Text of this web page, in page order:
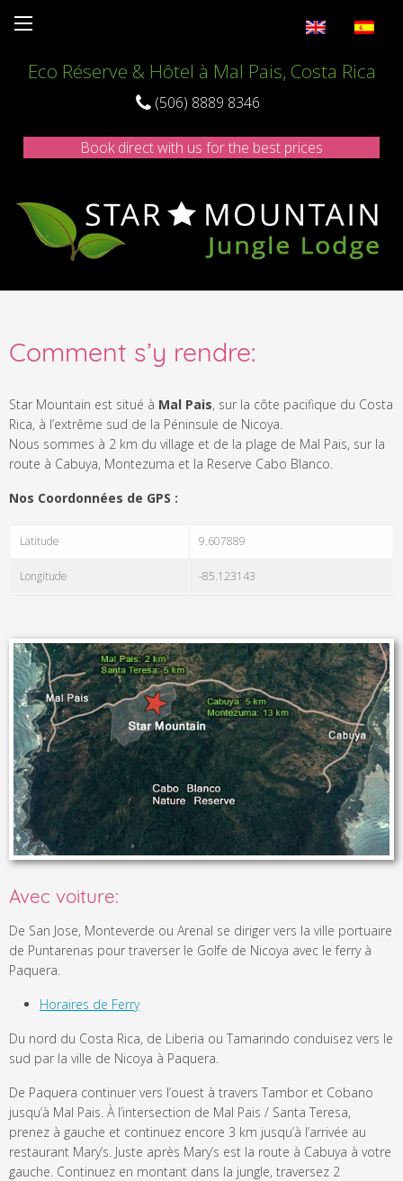
Eco Réserve & Hôtel à Mal Pais, Costa Rica
(506) 8889 8346
Book direct with us for the best prices
Comment s’y rendre:
Star Mountain est situé à Mal Pais, sur la côte pacifique du Costa
Rica, à l’extrême sud de la Péninsule de Nicoya.
Nous sommes à 2 km du village et de la plage de Mal Pais, sur la
route à Cabuya, Montezuma et la Reserve Cabo Blanco.
Nos Coordonnées de GPS :
Latitude 9.607889
Longitude -85.123143
Avec voiture:
De San Jose, Monteverde ou Arenal se diriger vers la ville portuaire
de Puntarenas pour traverser le Golfe de Nicoya avec le ferry à
Paquera.
Horaires de Ferry
Du nord du Costa Rica, de Liberia ou Tamarindo conduisez vers le
sud par la ville de Nicoya à Paquera.
De Paquera continuer vers l’ouest à travers Tambor et Cobano
jusqu’à Mal Pais. À l’intersection de Mal Pais / Santa Teresa,
prenez à gauche et continuez encore 3 km jusqu’à l’arrivée au
restaurant Mary’s. Juste après Mary’s est la route à Cabuya à votre
gauche. Continuez en montant dans la jungle, traversez 2